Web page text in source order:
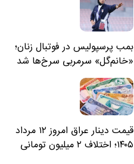
بمب پرسپولیس در فوتبال زنان؛
«خانم‌گل» سرمربی سرخ‌ها شد
قیمت دینار عراق امروز ۱۲ مرداد
۱۴۰۵؛ اختلاف ۲ میلیون تومانی